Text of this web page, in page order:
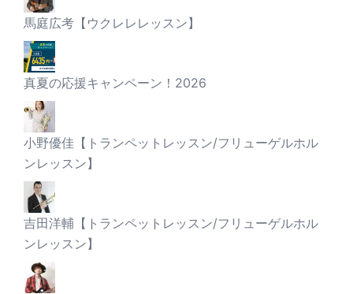
馬庭広考【ウクレレレッスン】
真夏の応援キャンペーン！2026
小野優佳【トランペットレッスン/フリューゲルホル
ンレッスン】
吉田洋輔【トランペットレッスン/フリューゲルホル
ンレッスン】